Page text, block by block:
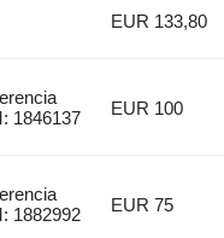
EUR 133,80
1846137
EUR 100
1882992
EUR 75